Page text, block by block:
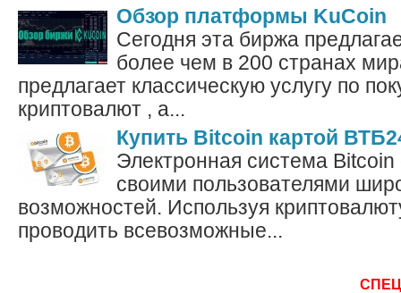
Обзор платформы KuCoin
Сегодня эта биржа
более чем в 200 странах
предлагает классическую услугу по
криптовалют , а...
Купить Bitcoin картой
Электронная система
своими пользователями
возможностей. Используя
проводить всевозможные...